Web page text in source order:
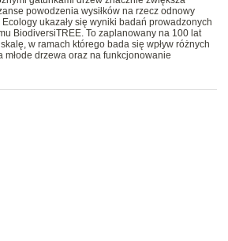
powodzenia wysiłków na rzecz odnowy
ukazały się wyniki badań prowadzonych
BiodiversiTREE. To zaplanowany na 100 lat
w ramach którego bada się wpływ różnych
drzewa oraz na funkcjonowanie